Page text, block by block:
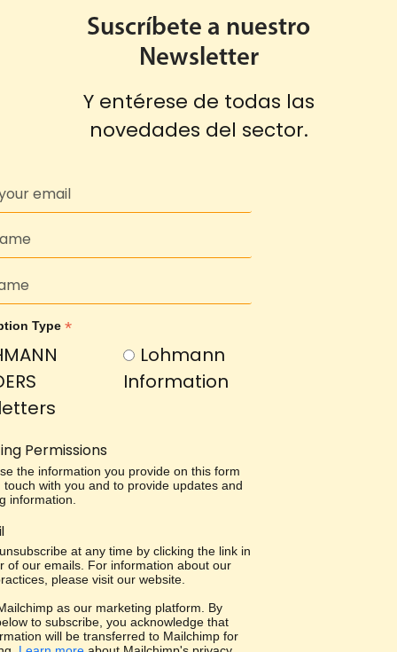
Suscríbete a nuestro
Newsletter
Y entérese de todas las
novedades del sector.
Type *
Lohmann
Information
Permissions
the information you provide on this form
touch with you and to provide updates and
information.
at any time by clicking the link in
of our emails. For information about our
please visit our website.
as our marketing platform. By
to subscribe, you acknowledge that
will be transferred to Mailchimp for